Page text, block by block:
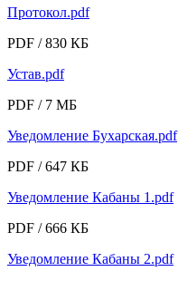
Протокол.pdf
PDF / 830 КБ
Устав.pdf
PDF / 7 МБ
Уведомление Бухарская.pdf
PDF / 647 КБ
Уведомление Кабаны 1.pdf
PDF / 666 КБ
Уведомление Кабаны 2.pdf